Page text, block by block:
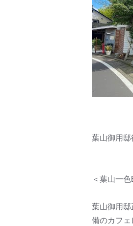
葉山御用
＜葉山一
葉山御用
備のカフェ